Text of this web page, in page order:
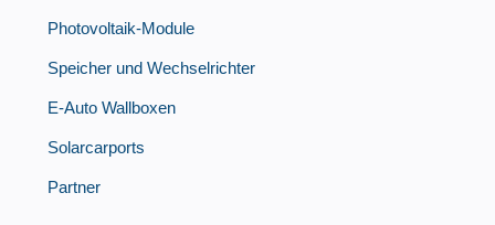
Photovoltaik-Module
Speicher und Wechselrichter
E-Auto Wallboxen
Solarcarports
Partner